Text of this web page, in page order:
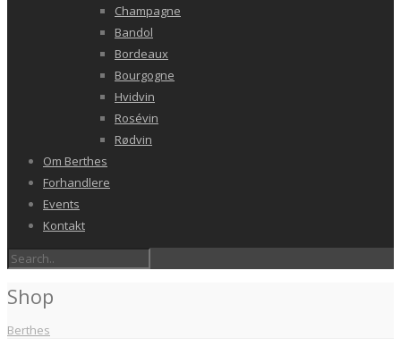
Champagne
Bandol
Bordeaux
Bourgogne
Hvidvin
Rosévin
Rødvin
Om Berthes
Forhandlere
Events
Kontakt
Shop
Berthes